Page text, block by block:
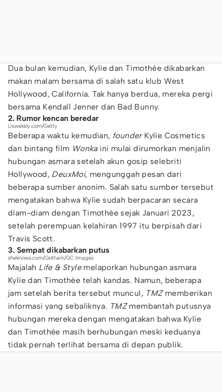
Dua bulan kemudian, Kylie dan Timothée dikabarkan
makan malam bersama di salah satu klub West
Hollywood, California. Tak hanya berdua, mereka pergi
bersama Kendall Jenner dan Bad Bunny.
2. Rumor kencan beredar
Uswekkly.com/Getty
Beberapa waktu kemudian, founderKylie Cosmetics
dan bintang film Wonkaini mulai dirumorkan menjalin
hubungan asmara setelah akun gosip selebriti
Hollywood, DeuxMoi, mengunggah pesan dari
beberapa sumber anonim. Salah satu sumber tersebut
mengatakan bahwa Kylie sudah berpacaran secara
diam-diam dengan Timothée sejak Januari 2023,
setelah perempuan kelahiran 1997 itu berpisah dari
Travis Scott.
3. Sempat dikabarkan putus
sheknows.com/Gotham/GC Images
Majalah Life & Stylemelaporkan hubungan asmara
Kylie dan Timothée telah kandas. Namun, beberapa
jam setelah berita tersebut muncul, TMZmemberikan
informasi yang sebaliknya. TMZmembantah putusnya
hubungan mereka dengan mengatakan bahwa Kylie
dan Timothée masih berhubungan meski keduanya
tidak pernah terlihat bersama di depan publik.